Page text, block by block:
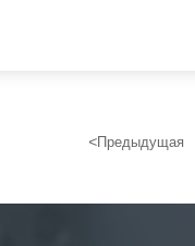
<Предыдущая